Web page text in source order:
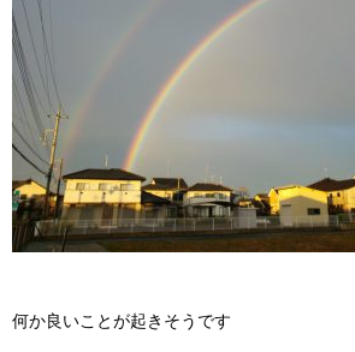
何か良いことが起きそうです